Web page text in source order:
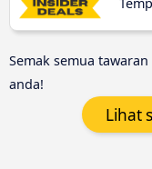
Semak semua
anda!
Lihat